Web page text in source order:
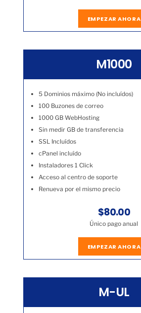
EMPEZAR AHORA
M1000
5 Dominios máximo (No incluídos)
100 Buzones de correo
1000 GB WebHosting
Sin medir GB de transferencia
SSL Incluídos
cPanel incluído
Instaladores 1 Click
Acceso al centro de soporte
Renueva por el mismo precio
$80.00
Único pago anual
EMPEZAR AHORA
M-UL